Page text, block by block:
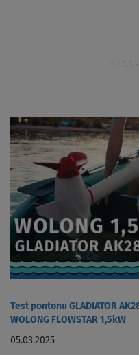
Test pontonu GLADIATOR
WOLONG FLOWSTAR 1,5kW
05.03.2025